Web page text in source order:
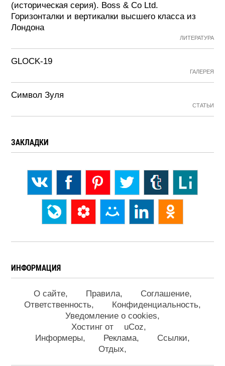
(историческая серия). Boss & Co Ltd.
Горизонталки и вертикалки высшего класса из
Лондона
ЛИТЕРАТУРА
GLOCK-19
ГАЛЕРЕЯ
Символ Зуля
СТАТЬИ
ЗАКЛАДКИ
ИНФОРМАЦИЯ
О сайте Правила
Соглашение
Ответственность
Конфиденциальность
Уведомление о cookies
Хостинг от
uCoz
Информеры
Реклама
Ссылки
Отдых